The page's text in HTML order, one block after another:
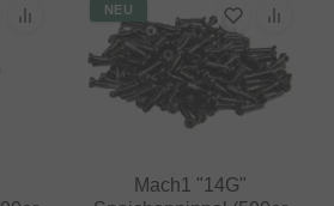
NEU
Mach1 "14G"